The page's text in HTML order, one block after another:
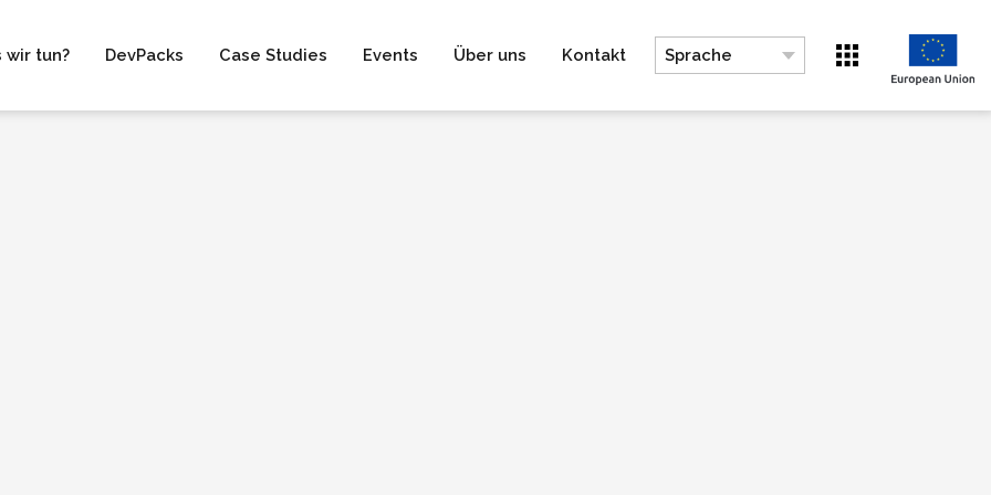
wir tun? DevPacks Case Studies Events Über uns Kontakt Sprache